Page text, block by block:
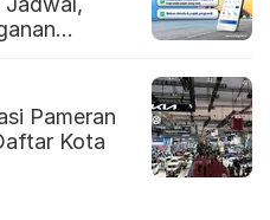
Pameran
Kota